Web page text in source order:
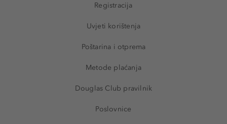
Registracija
Uvjeti korištenja
Poštarina i otprema
Metode plaćanja
Douglas Club pravilnik
Poslovnice